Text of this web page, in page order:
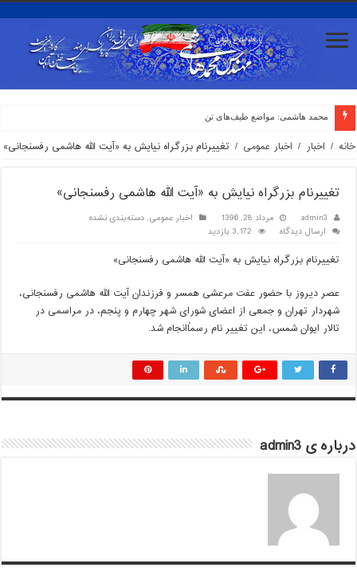
محمد هاشمی: مواضع طیف‌های تندرو بعضا ب
خانه / اخبار / اخبار عمومی / تغییرنام بزرگراه نیایش به «آیت الله هاشمی رفسنجانی»
تغییرنام بزرگراه نیایش به «آیت الله هاشمی رفسنجانی»
admin3 مرداد 28, 1396 اخبار عمومی,دسته‌بندی نشده
ارسال دیدگاه
3,172 بازدید
تغییرنام بزرگراه نیایش به «آیت الله هاشمی رفسنجانی»
عصر دیروز با حضور عفت مرعشی همسر و فرزندان آیت الله هاشمی رفسنجانی،
شهردار تهران و جمعی از اعضای شورای شهر چهارم و پنجم، در مراسمی در
تالار ایوان شمس، این تغییر نام رسماًانجام شد.
درباره ی admin3